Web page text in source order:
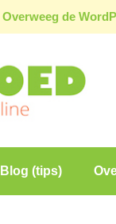
Overweeg de
Blog (tips)